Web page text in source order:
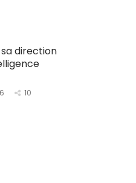
direction
10